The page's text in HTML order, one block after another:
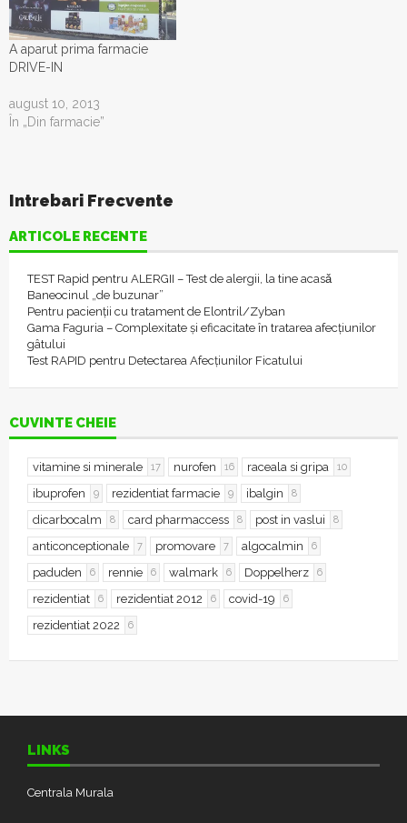
Trebuie precizat cel mai
important lucru…
A aparut prima farmacie
DRIVE-IN
august 10, 2013
În „Din farmacie”
Intrebari Frecvente
ARTICOLE RECENTE
TEST Rapid pentru ALERGII – Test de alergii, la tine acasǎ
Baneocinul „de buzunar”
Pentru pacienții cu tratament de Elontril/Zyban
Gama Faguria – Complexitate și eficacitate în tratarea afecțiunilor
gâtului
Test RAPID pentru Detectarea Afecțiunilor Ficatului
CUVINTE CHEIE
vitamine si minerale 17 nurofen 16 raceala si gripa 10
ibuprofen 9 rezidentiat farmacie 9 ibalgin 8
dicarbocalm 8 card pharmaccess 8 post in vaslui 8
anticonceptionale 7 promovare 7 algocalmin 6
paduden 6 rennie 6 walmark 6 Doppelherz 6
rezidentiat 6 rezidentiat 2012 6 covid-19 6
rezidentiat 2022 6
LINKS
Centrala Murala